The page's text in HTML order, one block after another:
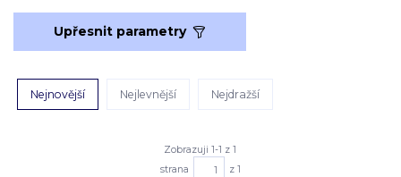
Upřesnit parametry
Nejnovější Nejlevnější Nejdražší
Zobrazuji 1-1 z 1
strana
z 1